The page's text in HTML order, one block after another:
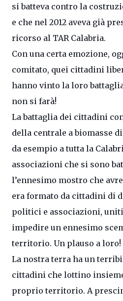
si batteva contro la
e che nel 2012 aveva già
ricorso al TAR Calabria.
Con una certa emozione,
comitato, quei cittadini
hanno vinto la loro
non si farà!
La battaglia dei cittadini
della centrale a biomasse
da esempio a tutta la
associazioni che si sono
l’ennesimo mostro che
era formato da cittadini di
politici e associazioni,
impedire un ennesimo
territorio. Un plauso a loro!
La nostra terra ha un
cittadini che lottino
proprio territorio. A